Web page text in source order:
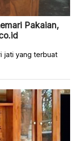
Pakaian,
jati yang terbuat